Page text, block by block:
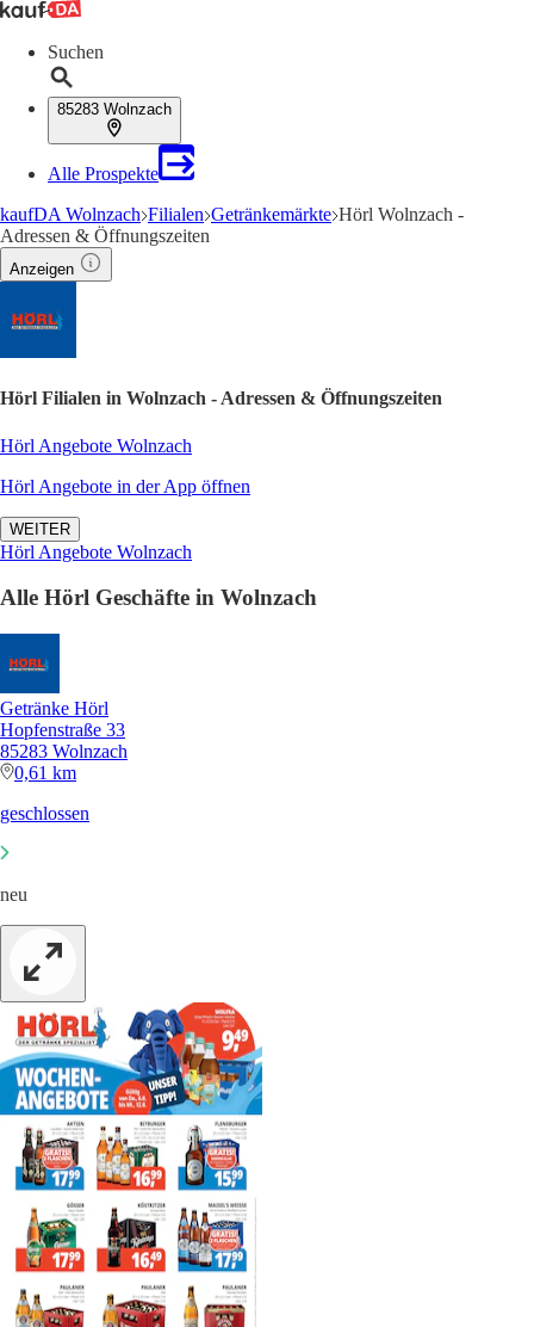
Suchen
85283 Wolnzach
Alle Prospekte
kaufDA Wolnzach Filialen Getränkemärkte Hörl Wolnzach -
Adressen & Öffnungszeiten
Anzeigen
Hörl Filialen in Wolnzach - Adressen & Öffnungszeiten
Hörl Angebote Wolnzach
Hörl Angebote in der App öffnen
WEITER
Hörl Angebote Wolnzach
Alle Hörl Geschäfte in Wolnzach
Getränke Hörl
Hopfenstraße 33
85283 Wolnzach
0,61 km
geschlossen
neu